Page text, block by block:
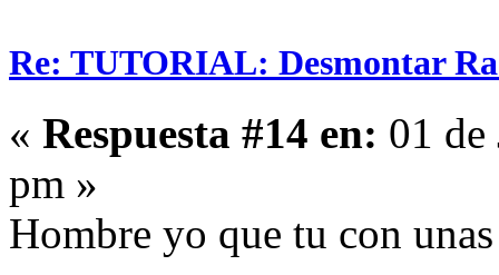
Re: TUTORIAL: Desmontar
« Respuesta #14 en: 01
pm »
Hombre yo que tu con